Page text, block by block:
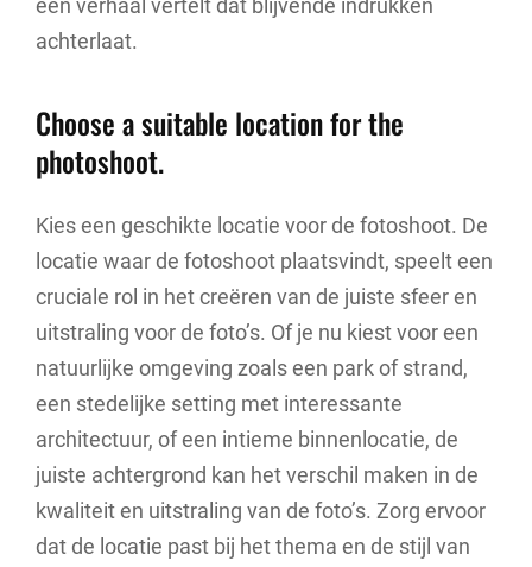
een verhaal vertelt dat blijvende indrukken
achterlaat.
Choose a suitable location for the
photoshoot.
Kies een geschikte locatie voor de fotoshoot. De
locatie waar de fotoshoot plaatsvindt, speelt een
cruciale rol in het creëren van de juiste sfeer en
uitstraling voor de foto’s. Of je nu kiest voor een
natuurlijke omgeving zoals een park of strand,
een stedelijke setting met interessante
architectuur, of een intieme binnenlocatie, de
juiste achtergrond kan het verschil maken in de
kwaliteit en uitstraling van de foto’s. Zorg ervoor
dat de locatie past bij het thema en de stijl van